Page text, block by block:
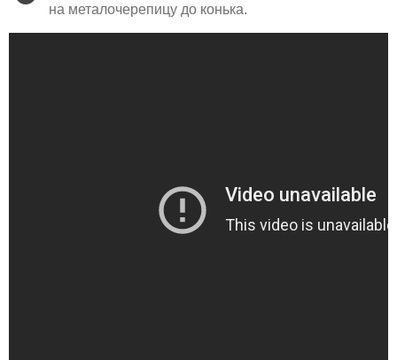
на металочерепицу до конька.